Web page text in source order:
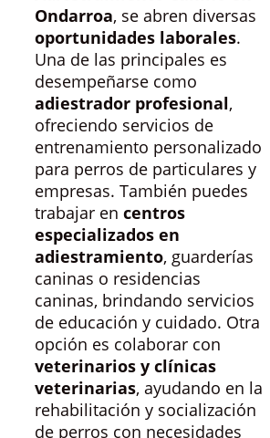
Ondarroa, se abren diversas
oportunidades laborales.
Una de las principales es
desempeñarse como
adiestrador profesional,
ofreciendo servicios de
entrenamiento personalizado
para perros de particulares y
empresas. También puedes
trabajar en centros
especializados en
adiestramiento, guarderías
caninas o residencias
caninas, brindando servicios
de educación y cuidado. Otra
opción es colaborar con
veterinarios y clínicas
veterinarias, ayudando en la
rehabilitación y socialización
de perros con necesidades